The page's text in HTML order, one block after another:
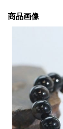
商品画像